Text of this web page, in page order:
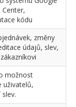
kódu
změny
údajů, slev,
možnost
uživatelů,